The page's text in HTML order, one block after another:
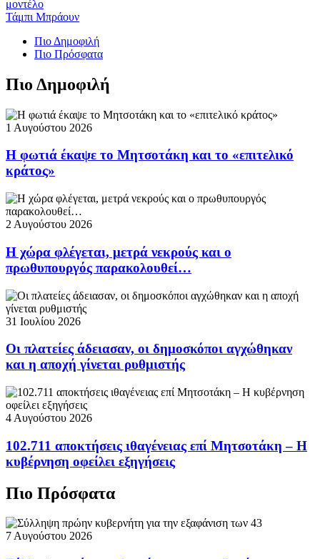
μοντέλο
Τάμπι Μπράουν
Πιο Δημοφιλή
Πιο Πρόσφατα
Πιο Δημοφιλή
1 Αυγούστου 2026
Η φωτιά έκαψε το Μητσοτάκη και το «επιτελικό
κράτος»
2 Αυγούστου 2026
Η χώρα φλέγεται, μετρά νεκρούς και ο
πρωθυπουργός παρακολουθεί…
31 Ιουλίου 2026
Οι πλατείες άδειασαν, οι δημοσκόποι αγχώθηκαν
και η αποχή γίνεται ρυθμιστής
4 Αυγούστου 2026
102.711 αποκτήσεις ιθαγένειας επί Μητσοτάκη – Η
κυβέρνηση οφείλει εξηγήσεις
Πιο Πρόσφατα
7 Αυγούστου 2026